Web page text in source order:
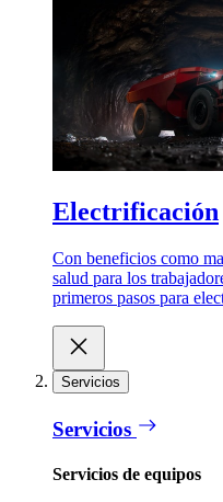
Electrificación
Con beneficios como
salud para los
primeros pasos para
Servicios
Servicios
Servicios de equipos